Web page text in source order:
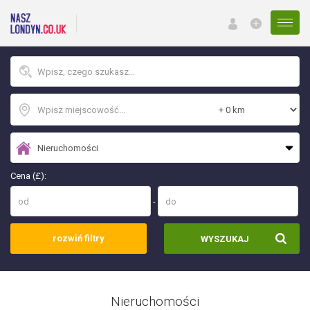
Menu
Cena (£):
-
rozwiń filtry WYSZUKAJ
Nieruchomości